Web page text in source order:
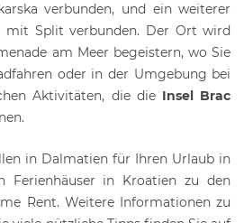
verbunden, und ein weiterer
mit Split verbunden. Der Ort wird
am Meer begeistern, wo Sie
oder in der Umgebung bei
Aktivitäten, die die Insel Brac
in Dalmatien für Ihren Urlaub in
Ferienhäuser in Kroatien zu den
Rent. Weitere Informationen zu